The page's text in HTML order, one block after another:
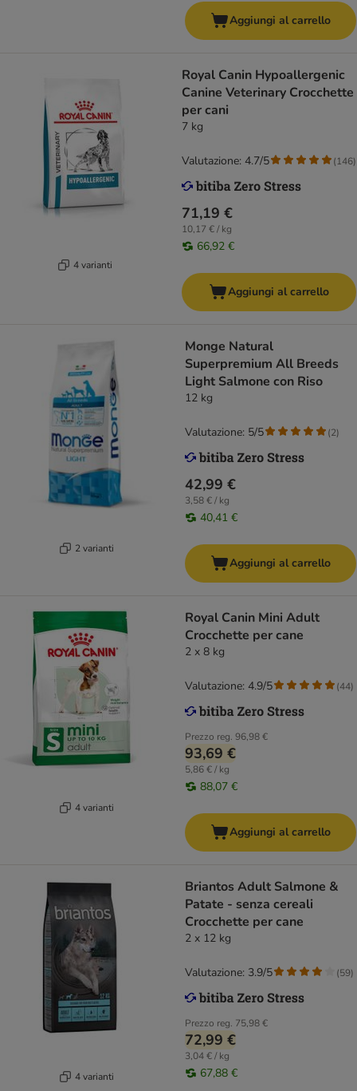
Aggiungi al carrello
4 varianti
Royal Canin Hypoallergenic
Canine Veterinary Crocchette
per cani
7 kg
71,19 €
10,17 € / kg
66,92 €
Valutazione: 4.7/5 (146)
Aggiungi al carrello
2 varianti
Monge Natural
Superpremium All Breeds
Light Salmone con Riso
12 kg
42,99 €
3,58 € / kg
40,41 €
Valutazione: 5/5 (2)
Aggiungi al carrello
4 varianti
Royal Canin Mini Adult
Crocchette per cane
2 x 8 kg
Prezzo reg. 96,98 €
93,69 €
5,86 € / kg
88,07 €
Valutazione: 4.9/5 (44)
Aggiungi al carrello
4 varianti
Briantos Adult Salmone &
Patate - senza cereali
Crocchette per cane
2 x 12 kg
Prezzo reg. 75,98 €
72,99 €
3,04 € / kg
67,88 €
Valutazione: 3.9/5 (59)